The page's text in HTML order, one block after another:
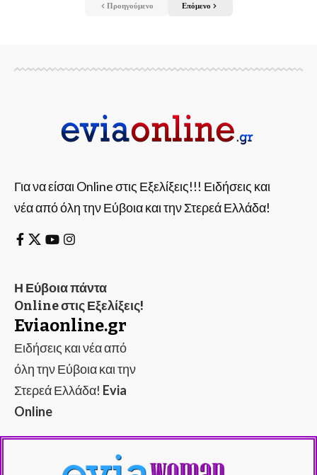
Προηγούμενο Επόμενο
Για να είσαι Online στις Εξελίξεις!!! Ειδήσεις και
νέα από όλη την Εύβοια και την Στερεά Ελλάδα!
Η Εύβοια πάντα
Online στις Εξελίξεις!
Eviaonline.gr
Ειδήσεις και νέα από
όλη την Εύβοια και την
Στερεά Ελλάδα! Evia
Online